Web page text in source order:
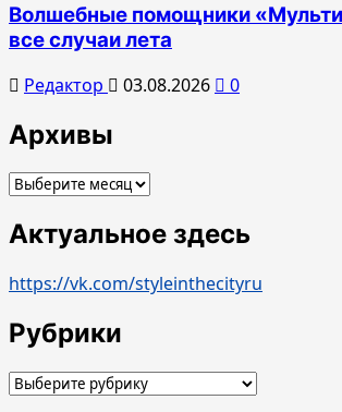
Волшебные помощники
все случаи лета
Редактор 03.08.2026 0
Архивы
Архивы
Актуальное здесь
https://vk.com/styleinthecityru
Рубрики
Рубрики